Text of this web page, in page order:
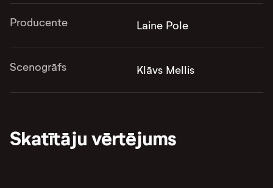
Producente Laine Pole
Scenogrāfs Klāvs Mellis
Skatītāju vērtējums